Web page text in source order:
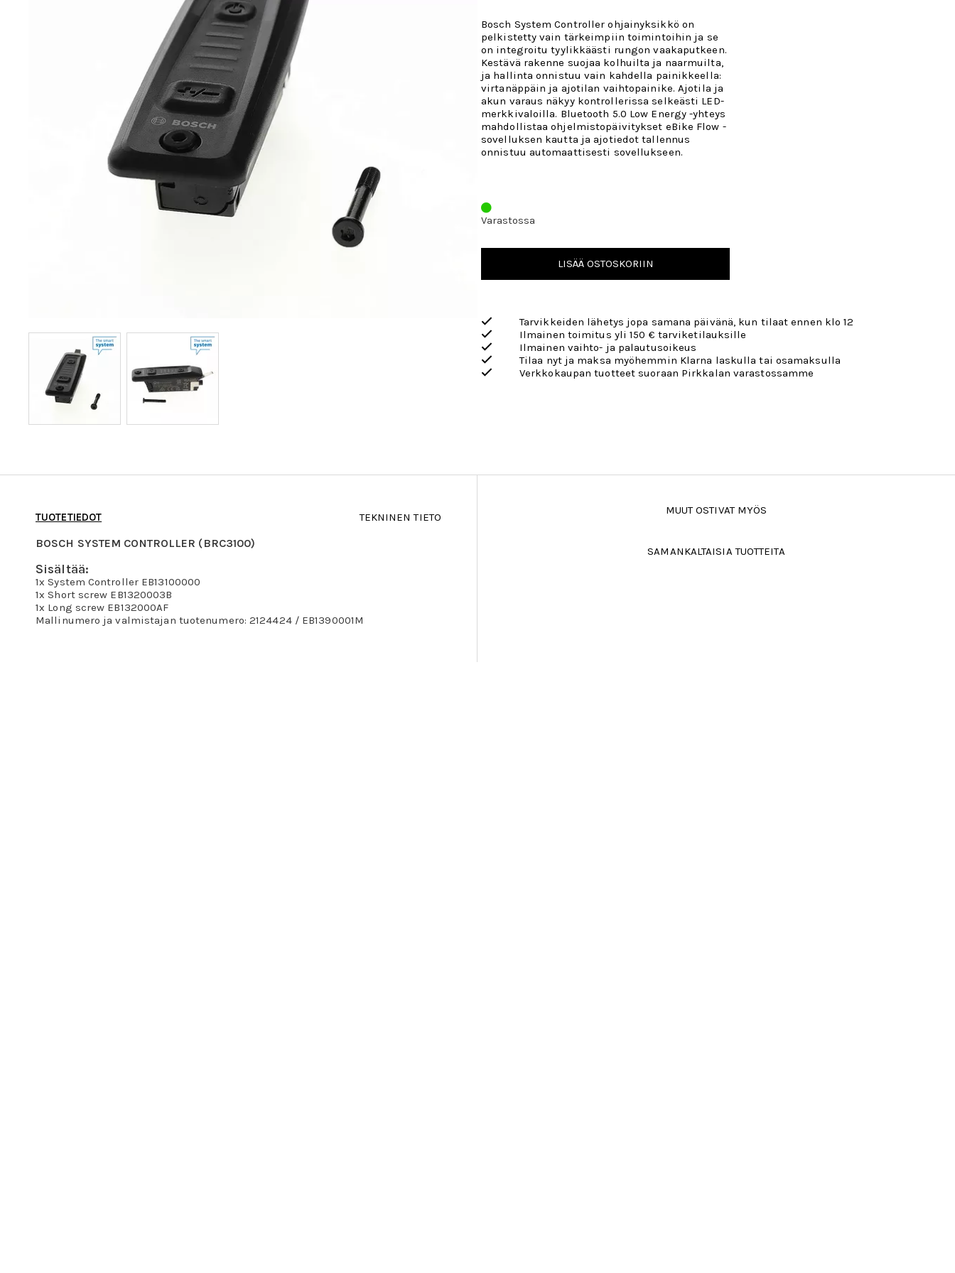
Bosch System Controller ohjainyksikkö on
pelkistetty vain tärkeimpiin toimintoihin ja se
on integroitu tyylikkäästi rungon vaakaputkeen.
Kestävä rakenne suojaa kolhuilta ja naarmuilta,
ja hallinta onnistuu vain kahdella painikkeella:
virtanäppäin ja ajotilan vaihtopainike. Ajotila ja
akun varaus näkyy kontrollerissa selkeästi LED-
merkkivaloilla. Bluetooth 5.0 Low Energy -yhteys
mahdollistaa ohjelmistopäivitykset eBike Flow -
sovelluksen kautta ja ajotiedot tallennus
onnistuu automaattisesti sovellukseen.
Varastossa
LISÄÄ OSTOSKORIIN
Tarvikkeiden lähetys jopa samana päivänä, kun tilaat ennen klo 12
Ilmainen toimitus yli 150 € tarviketilauksille
Ilmainen vaihto- ja palautusoikeus
Tilaa nyt ja maksa myöhemmin Klarna laskulla tai osamaksulla
Verkkokaupan tuotteet suoraan Pirkkalan varastossamme
TUOTETIEDOT TEKNINEN TIETO
BOSCH SYSTEM CONTROLLER (BRC3100)
Sisältää:
1x System Controller EB13100000
1x Short screw EB1320003B
1x Long screw EB132000AF
Mallinumero ja valmistajan tuotenumero: 2124424 / EB1390001M
MUUT OSTIVAT MYÖS
SAMANKALTAISIA TUOTTEITA